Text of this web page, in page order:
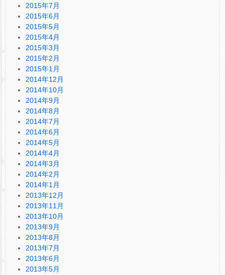
2015年7月
2015年6月
2015年5月
2015年4月
2015年3月
2015年2月
2015年1月
2014年12月
2014年10月
2014年9月
2014年8月
2014年7月
2014年6月
2014年5月
2014年4月
2014年3月
2014年2月
2014年1月
2013年12月
2013年11月
2013年10月
2013年9月
2013年8月
2013年7月
2013年6月
2013年5月